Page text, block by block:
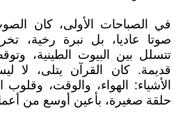
في الصباحات الأولى، كان
صوتا عاديا، بل نبرة رخية،
تتسلل بين البيوت الطينية،
قديمة. كان القرآن يتلى، لا
الأشياء: الهواء، والوقت،
حلقة صغيرة، بأعين أوسع من